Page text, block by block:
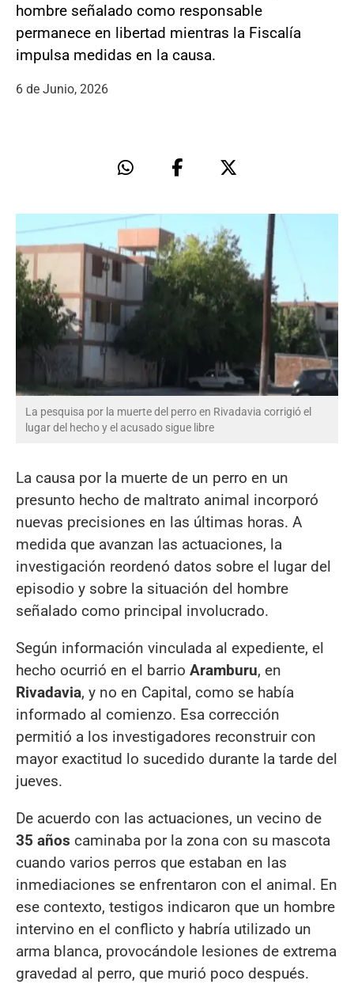
hombre señalado como responsable
permanece en libertad mientras la Fiscalía
impulsa medidas en la causa.
6 de Junio, 2026
La pesquisa por la muerte del perro en Rivadavia corrigió el
lugar del hecho y el acusado sigue libre
La causa por la muerte de un perro en un
presunto hecho de maltrato animal incorporó
nuevas precisiones en las últimas horas. A
medida que avanzan las actuaciones, la
investigación reordenó datos sobre el lugar del
episodio y sobre la situación del hombre
señalado como principal involucrado.
Según información vinculada al expediente, el
hecho ocurrió en el barrio Aramburu, en
Rivadavia, y no en Capital, como se había
informado al comienzo. Esa corrección
permitió a los investigadores reconstruir con
mayor exactitud lo sucedido durante la tarde del
jueves.
De acuerdo con las actuaciones, un vecino de
35 años caminaba por la zona con su mascota
cuando varios perros que estaban en las
inmediaciones se enfrentaron con el animal. En
ese contexto, testigos indicaron que un hombre
intervino en el conflicto y habría utilizado un
arma blanca, provocándole lesiones de extrema
gravedad al perro, que murió poco después.